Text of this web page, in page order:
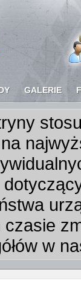
GALERIE
na
w